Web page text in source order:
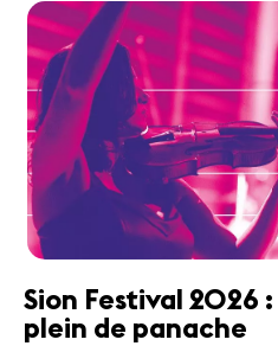
Sion Festival 2026
plein de panache